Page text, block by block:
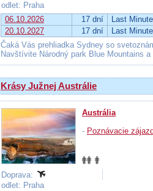
odlet: Praha
06.10.2026
17 dní Last Minute
20.10.2027
17 dní Last Minute
Čaká Vás prehliadka Sydney so
Navštívite Národný park Blue Mountains
Krásy Južnej Austrálie
Austrália
- Poznávacie
Doprava:
odlet: Praha